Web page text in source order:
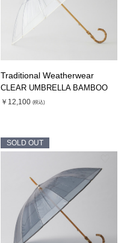
Traditional Weatherwear
CLEAR UMBRELLA BAMBOO
￥12,100 (税込)
SOLD OUT